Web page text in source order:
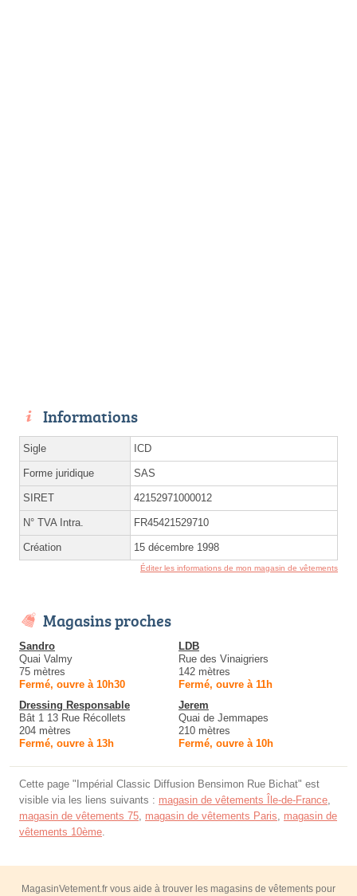
Informations
Sigle ICD
Forme juridique SAS
SIRET 42152971000012
N° TVA Intra. FR45421529710
Création 15 décembre 1998
Éditer les informations de mon magasin de vêtements
Magasins proches
Sandro
Quai Valmy
75 mètres
Fermé, ouvre à 10h30
LDB
Rue des Vinaigriers
142 mètres
Fermé, ouvre à 11h
Dressing Responsable
Bât 1 13 Rue Récollets
204 mètres
Fermé, ouvre à 13h
Jerem
Quai de Jemmapes
210 mètres
Fermé, ouvre à 10h
Cette page "Impérial Classic Diffusion Bensimon Rue Bichat" est
visible via les liens suivants : magasin de vêtements Île-de-France,
magasin de vêtements 75, magasin de vêtements Paris, magasin de
vêtements 10ème.
MagasinVetement.fr vous aide à trouver les magasins de vêtements pour